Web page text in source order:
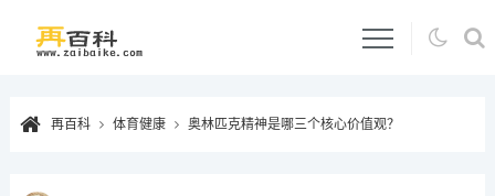
再百科 体育健康 奥林匹克精神是哪三个核心价值观？